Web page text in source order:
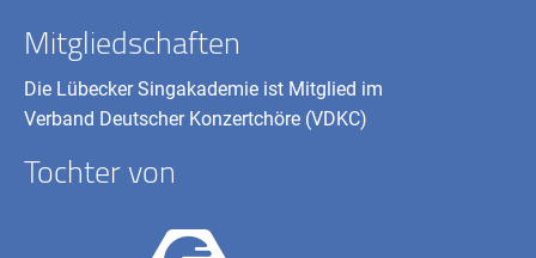
Mitgliedschaften
Die Lübecker Singakademie ist Mitglied im
Verband Deutscher Konzertchöre (VDKC)
Tochter von